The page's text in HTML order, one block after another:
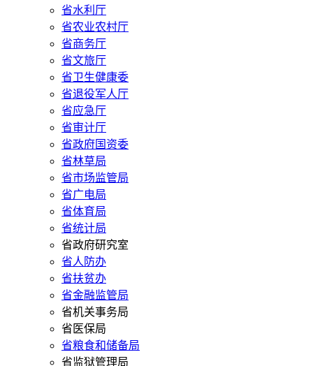
省水利厅
省农业农村厅
省商务厅
省文旅厅
省卫生健康委
省退役军人厅
省应急厅
省审计厅
省政府国资委
省林草局
省市场监管局
省广电局
省体育局
省统计局
省政府研究室
省人防办
省扶贫办
省金融监管局
省机关事务局
省医保局
省粮食和储备局
省监狱管理局